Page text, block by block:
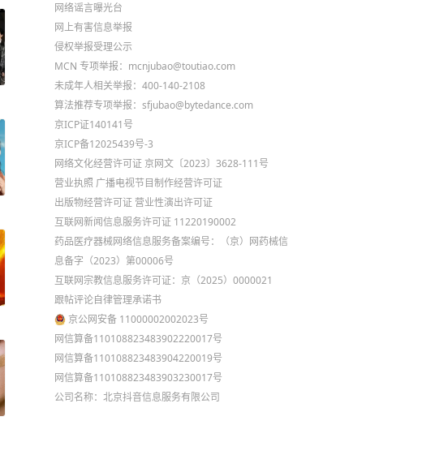
网络谣言曝光台
网上有害信息举报
侵权举报受理公示
MCN 专项举报：mcnjubao@toutiao.com
未成年人相关举报：400-140-2108
算法推荐专项举报：sfjubao@bytedance.com
京ICP证140141号
京ICP备12025439号-3
网络文化经营许可证 京网文〔2023〕3628-111号
营业执照 广播电视节目制作经营许可证
出版物经营许可证 营业性演出许可证
互联网新闻信息服务许可证 11220190002
药品医疗器械网络信息服务备案编号：（京）网药械信
息备字（2023）第00006号
互联网宗教信息服务许可证：京（2025）0000021
跟帖评论自律管理承诺书
京公网安备 11000002002023号
网信算备110108823483902220017号
网信算备110108823483904220019号
网信算备110108823483903230017号
公司名称：北京抖音信息服务有限公司